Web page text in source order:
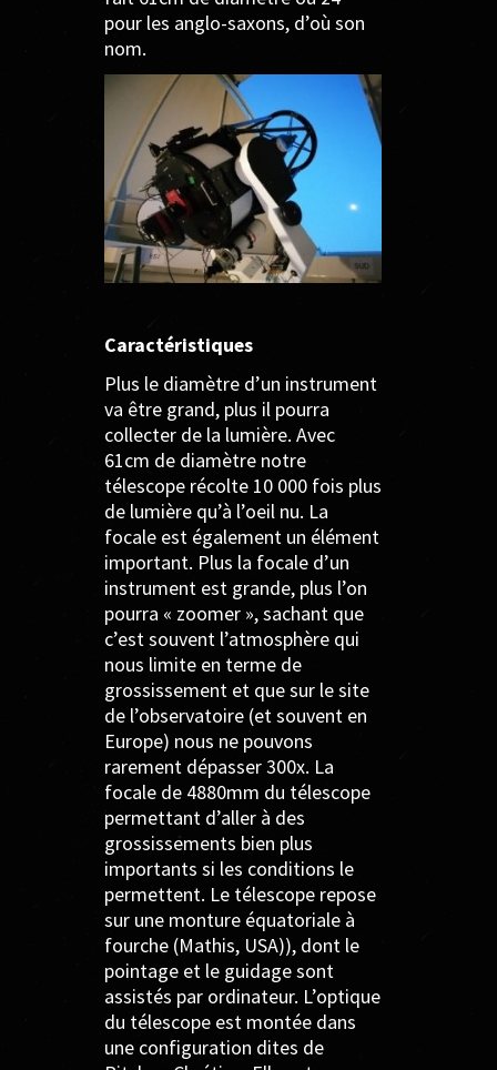
pour les anglo-saxons, d’où son
nom.
Caractéristiques
Plus le diamètre d’un instrument
va être grand, plus il pourra
collecter de la lumière. Avec
61cm de diamètre notre
télescope récolte 10 000 fois plus
de lumière qu’à l’oeil nu. La
focale est également un élément
important. Plus la focale d’un
instrument est grande, plus l’on
pourra « zoomer », sachant que
c’est souvent l’atmosphère qui
nous limite en terme de
grossissement et que sur le site
de l’observatoire (et souvent en
Europe) nous ne pouvons
rarement dépasser 300x. La
focale de 4880mm du télescope
permettant d’aller à des
grossissements bien plus
importants si les conditions le
permettent. Le téles­cope repose
sur une mon­ture équa­to­riale à
fourche (Mathis, USA)), dont le
poin­tage et le gui­dage sont
assis­tés par ordi­na­teur. L’optique
du télescope est montée dans
une configuration dites de